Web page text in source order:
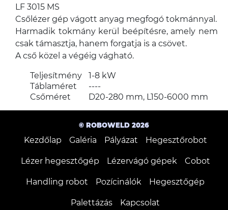
LF 3015 MS
Csőlézer gép vágott anyag megfogó tokmánnyal.
Harmadik tokmány kerül beépítésre, amely nem
csak támasztja, hanem forgatja is a csövet.
A cső közel a végéig vágható.
Teljesítmény
1-8 kW
Táblaméret
----
Csőméret
D20-280 mm, L150-6000 mm
© ROBOWELD 2026
Kezdőlap Galéria Pályázat Hegesztőrobot
Lézer hegesztőgép Lézervágó gépek Cobot
Handling robot Pozícinálók Hegesztőgép
Palettázás Kapcsolat